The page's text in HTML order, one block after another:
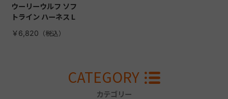
ウーリーウルフ ソフ
トライン ハーネス L
￥6,820
CATEGORY
カテゴリー